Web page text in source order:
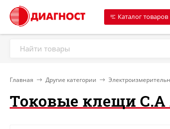
Каталог товаров
Главная Другие категории
Токовые клещи C.A